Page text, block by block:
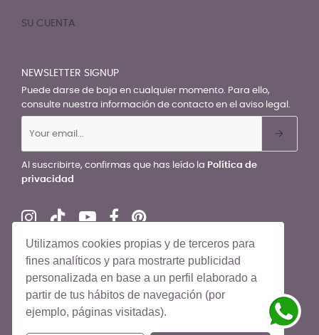
Utilizamos cookies propias y de terceros para
fines analíticos y para mostrarte publicidad
personalizada en base a un perfil elaborado a
partir de tus hábitos de navegación (por
ejemplo, páginas visitadas).
SU CUENTA
NEWSLETTER SIGNUP
Puede darse de baja en cualquier momento. Para ello,
consulte nuestra información de contacto en el aviso legal.
Al suscribirte, confirmas que has leído la Política de
privacidad
© El Recién Nacido 2026. Todos los derechos reservados